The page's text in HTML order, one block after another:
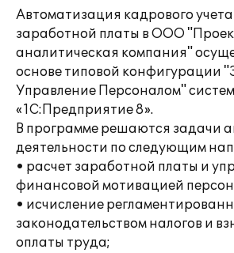
Автоматизация кадрового
заработной платы в ООО
аналитическая компания"
основе типовой конфигурации
Управление Персоналом"
«1С:Предприятие 8».
В программе решаются задачи
деятельности по следующим
• расчет заработной платы и
финансовой мотивацией
• исчисление
законодательством налогов и
оплаты труда;